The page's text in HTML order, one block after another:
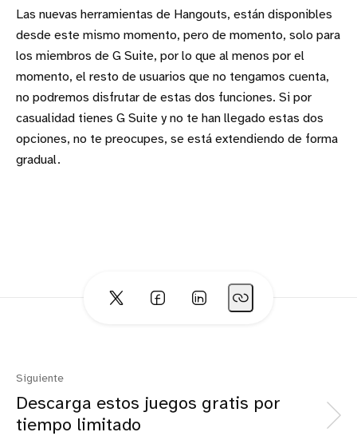
Las nuevas herramientas de Hangouts, están disponibles
desde este mismo momento, pero de momento, solo para
los miembros de G Suite, por lo que al menos por el
momento, el resto de usuarios que no tengamos cuenta,
no podremos disfrutar de estas dos funciones. Si por
casualidad tienes G Suite y no te han llegado estas dos
opciones, no te preocupes, se está extendiendo de forma
gradual.
Siguiente
Descarga estos juegos gratis por
tiempo limitado